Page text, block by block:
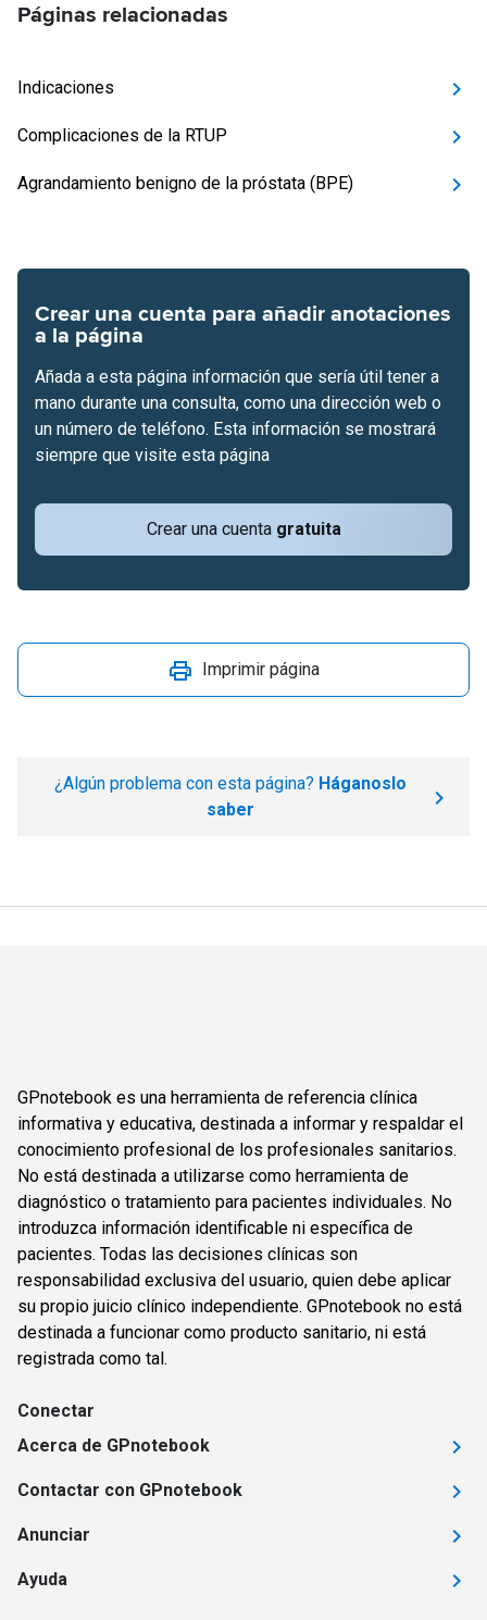
Páginas relacionadas
Indicaciones
Complicaciones de la RTUP
Agrandamiento benigno de la próstata (BPE)
Crear una cuenta para añadir anotaciones
a la página
Crear una cuenta gratuita
Añada a esta página información que sería útil tener a
mano durante una consulta, como una dirección web o
un número de teléfono. Esta información se mostrará
siempre que visite esta página
Imprimir página
¿Algún problema con esta página? Háganoslo
saber
GPnotebook es una herramienta de referencia clínica
informativa y educativa, destinada a informar y respaldar el
conocimiento profesional de los profesionales sanitarios.
No está destinada a utilizarse como herramienta de
diagnóstico o tratamiento para pacientes individuales. No
introduzca información identificable ni específica de
pacientes. Todas las decisiones clínicas son
responsabilidad exclusiva del usuario, quien debe aplicar
su propio juicio clínico independiente. GPnotebook no está
destinada a funcionar como producto sanitario, ni está
registrada como tal.
Conectar
Acerca de GPnotebook
Contactar con GPnotebook
Anunciar
Ayuda